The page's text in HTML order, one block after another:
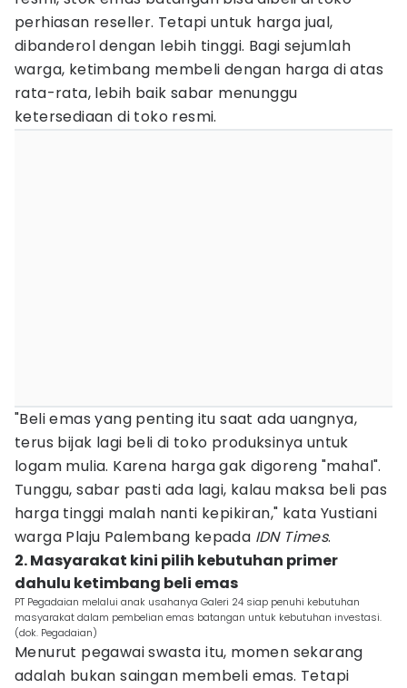
perhiasan reseller. Tetapi untuk harga jual,
dibanderol dengan lebih tinggi. Bagi sejumlah
warga, ketimbang membeli dengan harga di atas
rata-rata, lebih baik sabar menunggu
ketersediaan di toko resmi.
"Beli emas yang penting itu saat ada uangnya,
terus bijak lagi beli di toko produksinya untuk
logam mulia. Karena harga gak digoreng "mahal".
Tunggu, sabar pasti ada lagi, kalau maksa beli pas
harga tinggi malah nanti kepikiran," kata Yustiani
warga Plaju Palembang kepada IDN Times.
2. Masyarakat kini pilih kebutuhan primer
dahulu ketimbang beli emas
PT Pegadaian melalui anak usahanya Galeri 24 siap penuhi kebutuhan
masyarakat dalam pembelian emas batangan untuk kebutuhan investasi.
(dok. Pegadaian)
Menurut pegawai swasta itu, momen sekarang
adalah bukan saingan membeli emas. Tetapi